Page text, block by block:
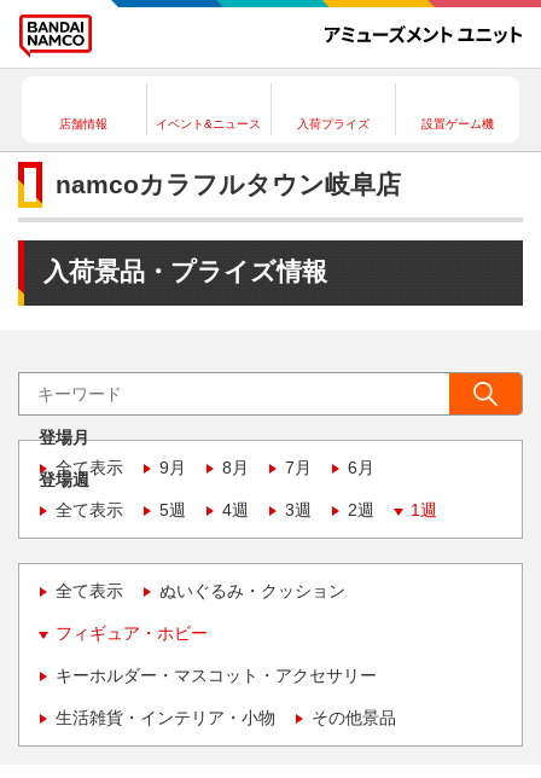
店舗情報 イベント&ニュース 入荷プライズ 設置ゲーム機
namcoカラフルタウン岐阜店
入荷景品・プライズ情報
登場月
全て表示
9月 8月 7月 6月
登場週
全て表示
5週 4週 3週 2週 1週
全て表示 ぬいぐるみ・クッション
フィギュア・ホビー
キーホルダー・マスコット・アクセサリー
生活雑貨・インテリア・小物 その他景品